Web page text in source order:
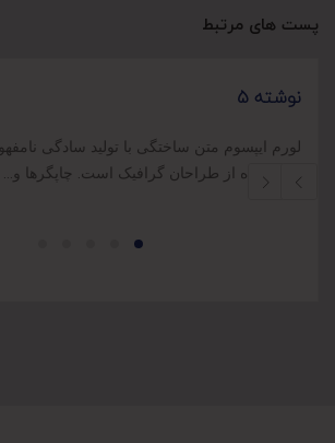
پست های مرتبط
نوشته 5
لورم ایپسوم متن ساختگی با تولید سادگی
با استفاده از طراحان گرافیک است. چاپگرها و…